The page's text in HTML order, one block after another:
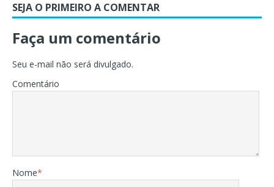
SEJA O PRIMEIRO A COMENTAR
Faça um comentário
Seu e-mail não será divulgado.
Comentário
Nome*